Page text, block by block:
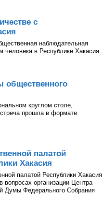
с
наблюдательная
в Республике Хакасия.
общественного
круглом столе,
прошла в формате
палатой
Хакасия
палатой Республики Хакасия
вопросах организации Центра
Думы Федерального Собрания